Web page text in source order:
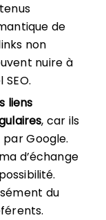
de
non
nuire à
liens
, car ils
Google.
d’échange
du